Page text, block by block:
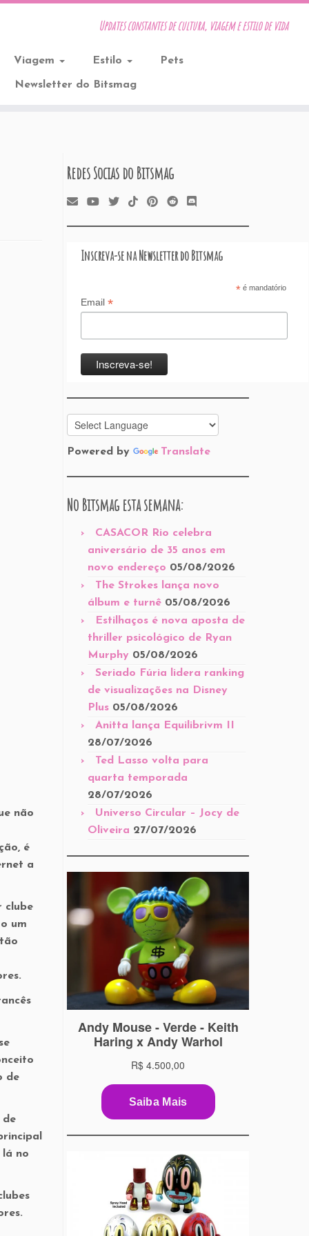
Updates constantes de cultura, viagem e estilo de vida
Viagem Estilo Pets
Newsletter do Bitsmag
não
é
a
clube
um
de
de
no
Redes Socias do Bitsmag
Inscreva-se na Newsletter do Bitsmag
*é mandatório
Email *
Powered by Translate
No Bitsmag esta semana:
CASACOR Rio celebra
aniversário de 35 anos em
novo endereço 05/08/2026
The Strokes lança novo
álbum e turnê 05/08/2026
Estilhaços é nova aposta de
thriller psicológico de Ryan
Murphy 05/08/2026
Seriado Fúria lidera ranking
de visualizações na Disney
Plus 05/08/2026
Anitta lança Equilibrivm II
28/07/2026
Ted Lasso volta para
quarta temporada
28/07/2026
Universo Circular – Jocy de
Oliveira 27/07/2026